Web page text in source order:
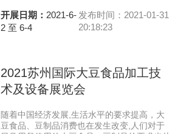
开展日期： 2021-6-
2 至 6-4
发布时间：2021-01-31
20:18:23
2021苏州国际大豆食品加工技
术及设备展览会
随着中国经济发展,生活水平的要求提高，大
豆食品、豆制品消费也在发生改变,人们对于